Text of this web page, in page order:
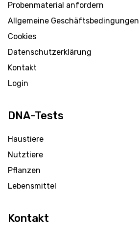
Probenmaterial anfordern
Allgemeine Geschäftsbedingungen
Cookies
Datenschutzerklärung
Kontakt
Login
DNA-Tests
Haustiere
Nutztiere
Pflanzen
Lebensmittel
Kontakt